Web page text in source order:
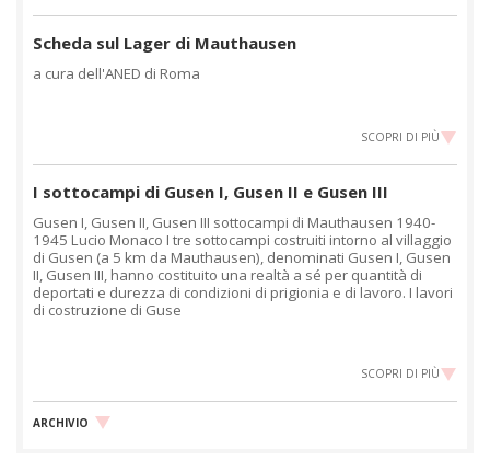
Scheda sul Lager di Mauthausen
a cura dell'ANED di Roma
SCOPRI DI PIÙ
I sottocampi di Gusen I, Gusen II e Gusen III
Gusen I, Gusen II, Gusen III sottocampi di Mauthausen 1940-
1945 Lucio Monaco I tre sottocampi costruiti intorno al villaggio
di Gusen (a 5 km da Mauthausen), denominati Gusen I, Gusen
II, Gusen III, hanno costituito una realtà a sé per quantità di
deportati e durezza di condizioni di prigionia e di lavoro. I lavori
di costruzione di Guse
SCOPRI DI PIÙ
ARCHIVIO